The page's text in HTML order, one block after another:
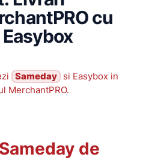
cu
Sameday
si Easybox in
MerchantPRO.
de